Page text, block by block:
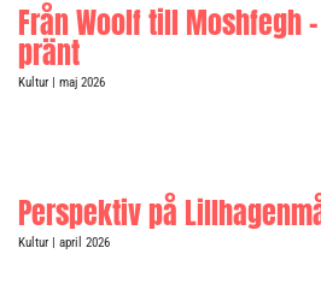
Från Woolf till Moshfegh
pränt
Kultur| maj 2026
Perspektiv på
Kultur| april 2026